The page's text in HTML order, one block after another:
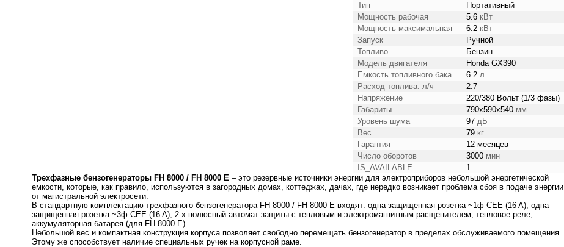
Тип
Портативный
Мощность рабочая
5.6 кВт
Мощность максимальная
6.2 кВт
Запуск
Ручной
Топливо
Бензин
Модель двигателя
Honda GX390
Емкость топливного бака
6.2 л
Расход топлива. л/ч
2.7
Напряжение
220/380 Вольт (1/3 фазы)
Габариты
790х590х540 мм
Уровень шума
97 дБ
Вес
79 кг
Гарантия
12 месяцев
Число оборотов
3000 мин
IS_AVAILABLE
1
Трехфазные бензогенераторы FH 8000 / FH 8000 E – это резервные источники энергии для электроприборов небольшой энергетической
емкости, которые, как правило, используются в загородных домах, коттеджах, дачах, где нередко возникает проблема сбоя в подаче энергии
от магистральной электросети.
В стандартную комплектацию трехфазного бензогенератора FH 8000 / FH 8000 E входят: одна защищенная розетка ~1ф CEE (16 A), одна
защищенная розетка ~3ф CEE (16 A), 2-х полюсный автомат защиты с тепловым и электромагнитным расщепителем, тепловое реле,
аккумуляторная батарея (для FH 8000 E).
Небольшой вес и компактная конструкция корпуса позволяет свободно перемещать бензогенератор в пределах обслуживаемого помещения.
Этому же способствует наличие специальных ручек на корпусной раме.